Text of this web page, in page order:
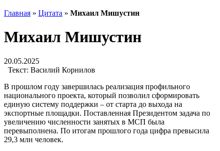
Главная » Цитата » Михаил Мишустин
Михаил Мишустин
20.05.2025
Текст: Василий Корнилов
В прошлом году завершилась реализация профильного
национального проекта, который позволил сформировать
единую систему поддержки – от старта до выхода на
экспортные площадки. Поставленная Президентом задача по
увеличению численности занятых в МСП была
перевыполнена. По итогам прошлого года цифра превысила
29,3 млн человек.